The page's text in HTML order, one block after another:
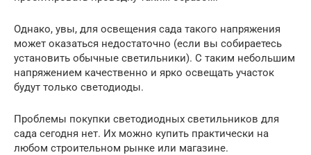
Однако, увы, для освещения сада такого напряжения
может оказаться недостаточно (если вы собираетесь
установить обычные светильники). С таким небольшим
напряжением качественно и ярко освещать участок
будут только светодиоды.
Проблемы покупки светодиодных светильников для
сада сегодня нет. Их можно купить практически на
любом строительном рынке или магазине.